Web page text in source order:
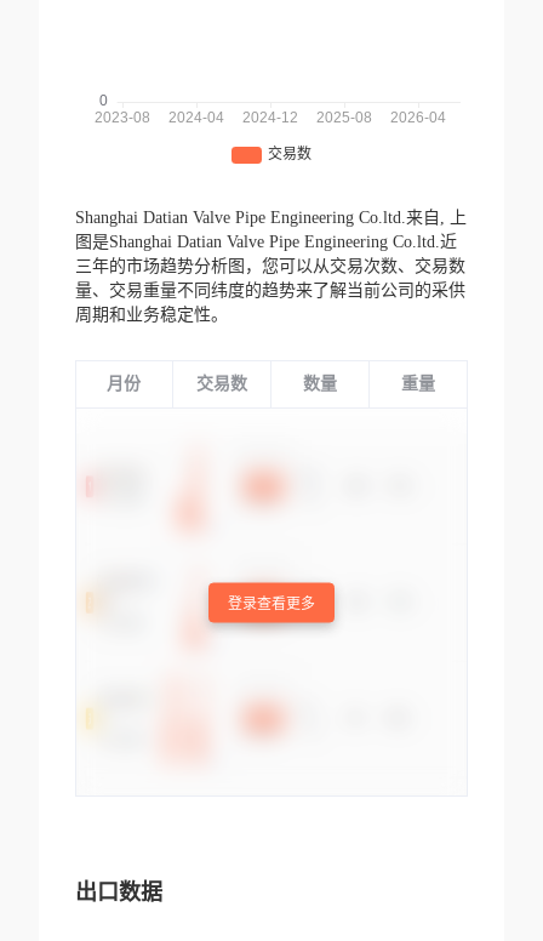
Shanghai Datian Valve Pipe Engineering Co.ltd.来自,
上
图是Shanghai Datian Valve Pipe Engineering Co.ltd.近
三年的市场趋势分析图，您可以从交易次数、交易数
量、交易重量不同纬度的趋势来了解当前公司的采供
周期和业务稳定性。
月份 交易数 数量 重量
登录查看更多
出口数据